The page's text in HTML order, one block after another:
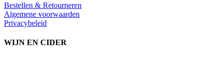
Bestellen & Retourneren
Algemene voorwaarden
Privacybeleid
WIJN EN CIDER